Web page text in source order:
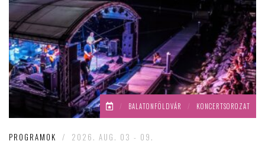
/ BALATONFÖLDVÁR / KONCERTSOROZAT
PROGRAMOK / 2026. AUG. 03 - 09.